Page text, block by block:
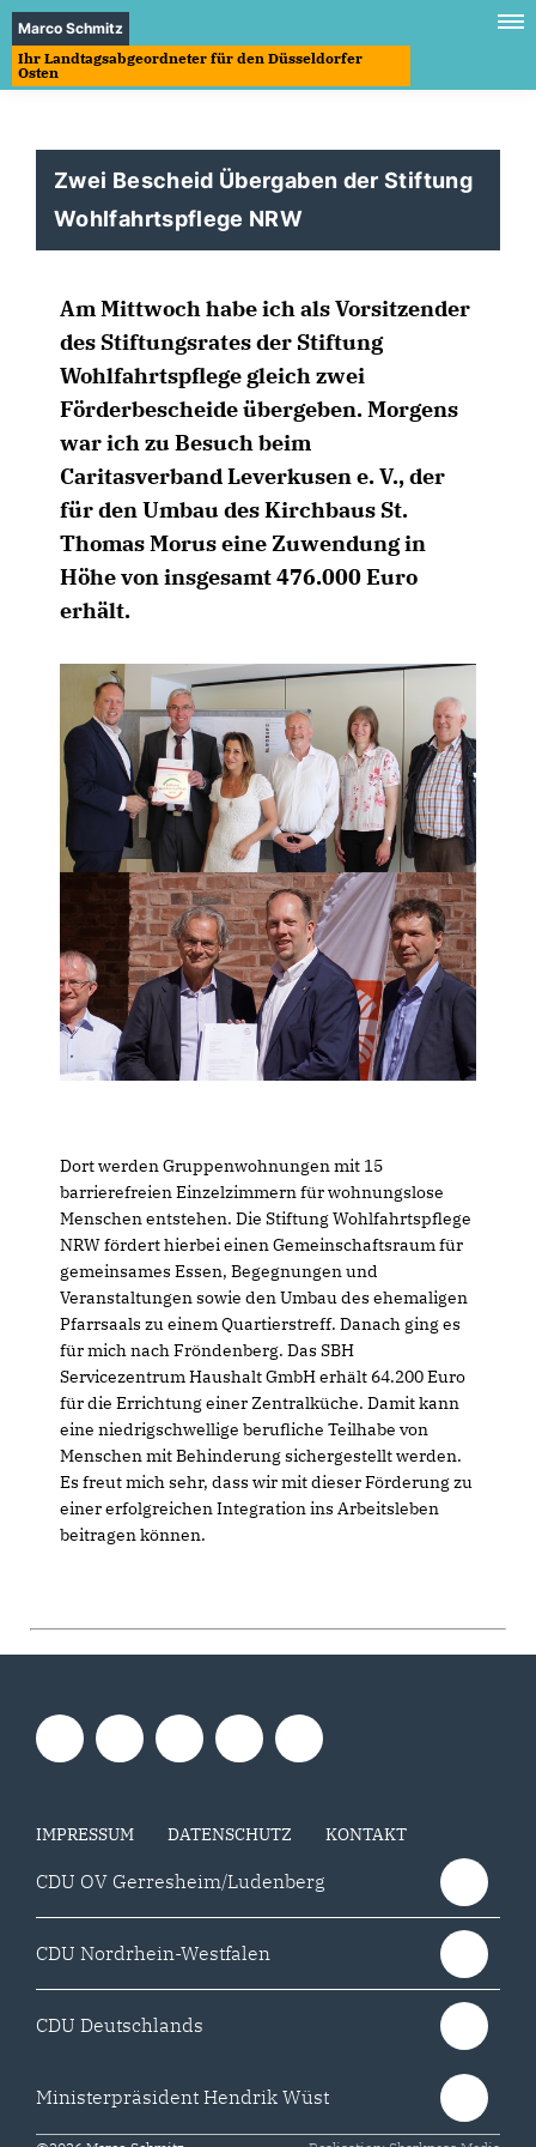
Marco Schmitz
Ihr Landtagsabgeordneter für den Düsseldorfer
Osten
Zwei Bescheid Übergaben der Stiftung
Wohlfahrtspflege NRW
Am Mittwoch habe ich als Vorsitzender
des Stiftungsrates der Stiftung
Wohlfahrtspflege gleich zwei
Förderbescheide übergeben. Morgens
war ich zu Besuch beim
Caritasverband Leverkusen e. V., der
für den Umbau des Kirchbaus St.
Thomas Morus eine Zuwendung in
Höhe von insgesamt 476.000 Euro
erhält.
Dort werden Gruppenwohnungen mit 15
barrierefreien Einzelzimmern für wohnungslose
Menschen entstehen. Die Stiftung Wohlfahrtspflege
NRW fördert hierbei einen Gemeinschaftsraum für
gemeinsames Essen, Begegnungen und
Veranstaltungen sowie den Umbau des ehemaligen
Pfarrsaals zu einem Quartierstreff. Danach ging es
für mich nach Fröndenberg. Das SBH
Servicezentrum Haushalt GmbH erhält 64.200 Euro
für die Errichtung einer Zentralküche. Damit kann
eine niedrigschwellige berufliche Teilhabe von
Menschen mit Behinderung sichergestellt werden.
Es freut mich sehr, dass wir mit dieser Förderung zu
einer erfolgreichen Integration ins Arbeitsleben
beitragen können.
IMPRESSUM DATENSCHUTZ KONTAKT
CDU OV Gerresheim/Ludenberg
CDU Nordrhein-Westfalen
CDU Deutschlands
Ministerpräsident Hendrik Wüst